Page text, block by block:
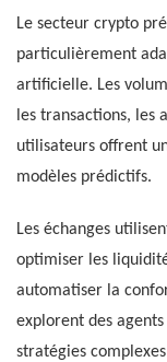
Le secteur crypto
particulièrement
artificielle. Les
les transactions, les
utilisateurs offrent
modèles prédictifs.
Les échanges
optimiser les
automatiser la
explorent des
stratégies